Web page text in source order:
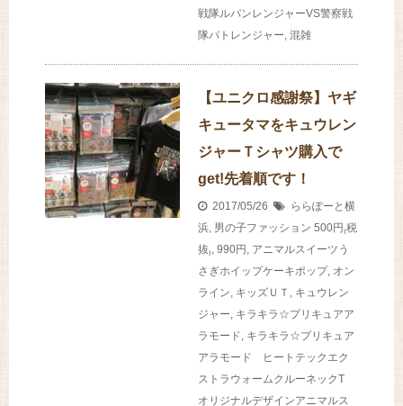
戦隊ルパンレンジャーVS警察戦
隊パトレンジャー, 混雑
【ユニクロ感謝祭】ヤギ
キュータマをキュウレン
ジャーＴシャツ購入で
get!先着順です！
2017/05/26
ららぽーと横
浜, 男の子ファッション 500円₍税
抜₎, 990円 , アニマルスイーツう
さぎホイップケーキポップ, オン
ライン, キッズＵＴ , キュウレン
ジャー, キラキラ☆プリキュアア
ラモード, キラキラ☆プリキュア
アラモード ヒートテックエク
ストラウォームクルーネックT
オリジナルデザインアニマルス